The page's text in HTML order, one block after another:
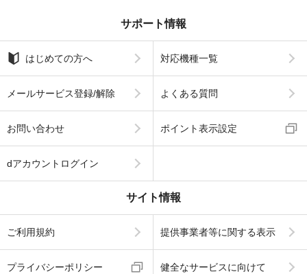
サポート情報
はじめての方へ 対応機種一覧
メールサービス登録/解除 よくある質問
お問い合わせ ポイント表示設定
dアカウントログイン
サイト情報
ご利用規約 提供事業者等に関する表示
プライバシーポリシー 健全なサービスに向けて